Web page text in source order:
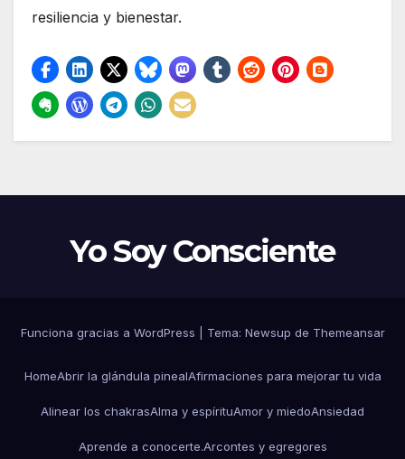
resiliencia y bienestar.
Yo Soy Consciente
Funciona gracias a WordPress Tema: Newsup de Themeansar
HomeAbrir la glándula pinealAfirmaciones para mejorar tu vida
Alinear los chakrasAlma y espírituAmor y miedoAnsiedad
Aprende a conocerte.Arcontes y egregores